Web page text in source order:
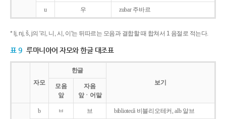
u 우 zubar 주바르
* lj, nj, š, j의 '리, 니, 시, 이'는 뒤따르는 모음과 결합할 때 합쳐서 1 음절로 적는다.
표 9 루마니아어 자모와 한글 대조표
자모
한글
보기
모음
앞
자음
앞ㆍ어말
b ㅂ 브 bibliotecǎ 비블리오테커, alb 알브